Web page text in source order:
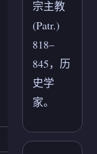
宗主教
(Patr.)
818–
845，历
史学
家。